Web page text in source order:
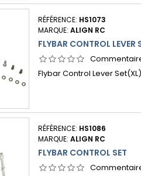
RÉFÉRENCE: HS1073
MARQUE: ALIGN RC
FLYBAR CONTROL LEVER
Flybar Control Lever Set(XL)
RÉFÉRENCE: HS1086
MARQUE: ALIGN RC
FLYBAR CONTROL SET